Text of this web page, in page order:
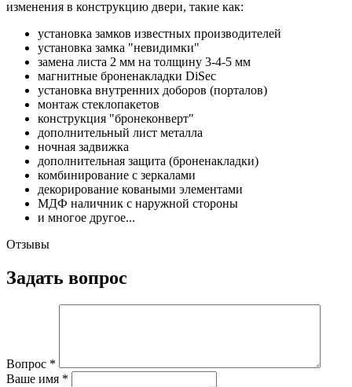
изменения в конструкцию двери, такие как:
установка замков известных производителей
установка замка "невидимки"
замена листа 2 мм на толщину 3-4-5 мм
магнитные броненакладки DiSec
установка внутренних доборов (порталов)
монтаж стеклопакетов
конструкция "бронеконверт"
дополнительный лист металла
ночная задвижка
дополнительная защита (броненакладки)
комбинирование с зеркалами
декорирование коваными элементами
МДФ наличник с наружной стороны
и многое другое...
Отзывы
Задать вопрос
Вопрос *
Ваше имя *